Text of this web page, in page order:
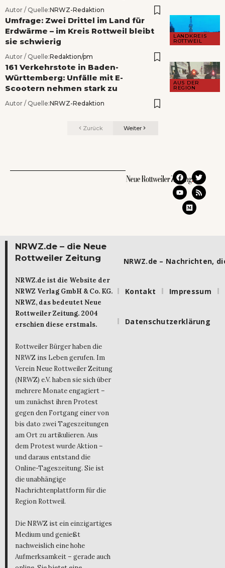
Autor / Quelle:NRWZ-Redaktion
LANDKREIS
ROTTWEIL
Umfrage: Zwei Drittel im Land für
Erdwärme – im Kreis Rottweil bleibt
sie schwierig
Autor / Quelle:Redaktion/pm
AUS DER
REGION
161 Verkehrstote in Baden-
Württemberg: Unfälle mit E-
Scootern nehmen stark zu
Autor / Quelle:NRWZ-Redaktion
Zurück Weiter
NRWZ.de – die Neue
Rottweiler Zeitung
NRWZ.de ist die Website der
NRWZ Verlag GmbH & Co. KG.
NRWZ, das bedeutet Neue
Rottweiler Zeitung. 2004
erschien diese erstmals.
Rottweiler Bürger haben die
NRWZ ins Leben gerufen. Im
Verein Neue Rottweiler Zeitung
(NRWZ) e.V. haben sie sich über
mehrere Monate engagiert –
um zunächst ihren Protest
gegen den Fortgang einer von
bis dato zwei Tageszeitungen
am Ort zu artikulieren. Aus
dem Protest wurde Aktion –
und daraus entstand die
Online-Tageszeitung. Sie ist
die unabhängige
Nachrichtenplattform für die
Region Rottweil.
Die NRWZ ist ein einzigartiges
Medium und genießt
nachweislich eine hohe
Aufmerksamkeit – gerade auch
NRWZ.de – Nachrichten,
Kontakt Impressum
Datenschutzerklärung